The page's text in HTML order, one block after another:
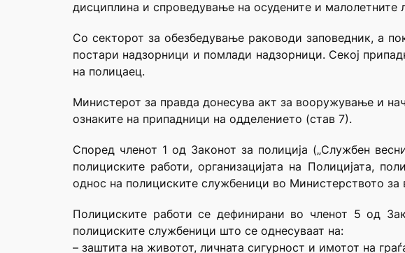
дисциплина и спроведување на осудените и малолетните
Со секторот за обезбедување раководи заповедник, а
постари надзорници и помлади надзорници. Секој
на полицаец.
Министерот за правда донесува акт за вооружување и
ознаките на припадници на одделението (став 7).
Според членот 1 од Законот за полиција („Службен
полициските работи, организацијата на Полицијата,
однос на полициските службеници во Министерството
Полициските работи се дефинирани во членот 5 од
полициските службеници што се однесуваат на:
– заштита на животот, личната сигурност и имотот на